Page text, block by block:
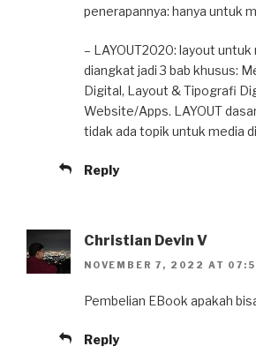
penerapannya: hanya untuk
– LAYOUT2020: layout untuk
diangkat jadi 3 bab khusus:
Digital, Layout & Tipografi
Website/Apps. LAYOUT
tidak ada topik untuk media
Reply
Christian Devin V
NOVEMBER 7, 2022 AT
Pembelian EBook apakah
Reply